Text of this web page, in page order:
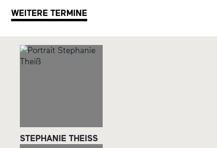
WEITERE TERMINE
STEPHANIE THEISS